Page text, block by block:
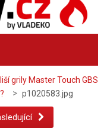
grily Master Touch GBS
> p1020583.jpg